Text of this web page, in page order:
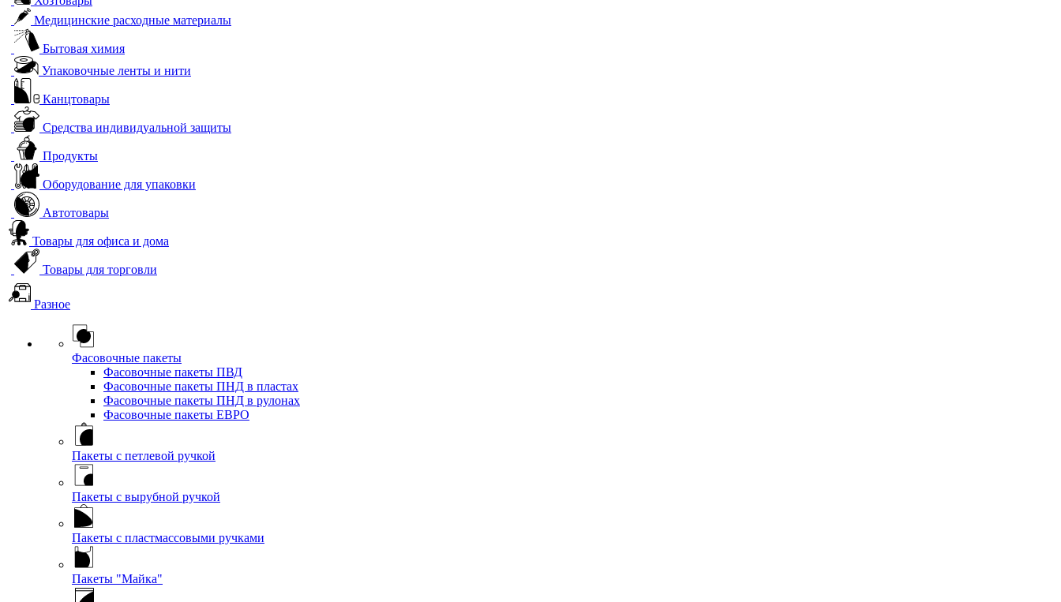
Медицинские расходные материалы
Бытовая химия
Упаковочные ленты и нити
Канцтовары
Средства индивидуальной защиты
Продукты
Оборудование для упаковки
Автотовары
Товары для офиса и дома
Товары для торговли
Разное
Фасовочные пакеты
Фасовочные пакеты ПВД
Фасовочные пакеты ПНД в пластах
Фасовочные пакеты ПНД в рулонах
Фасовочные пакеты ЕВРО
Пакеты с петлевой ручкой
Пакеты с вырубной ручкой
Пакеты с пластмассовыми ручками
Пакеты "Майка"